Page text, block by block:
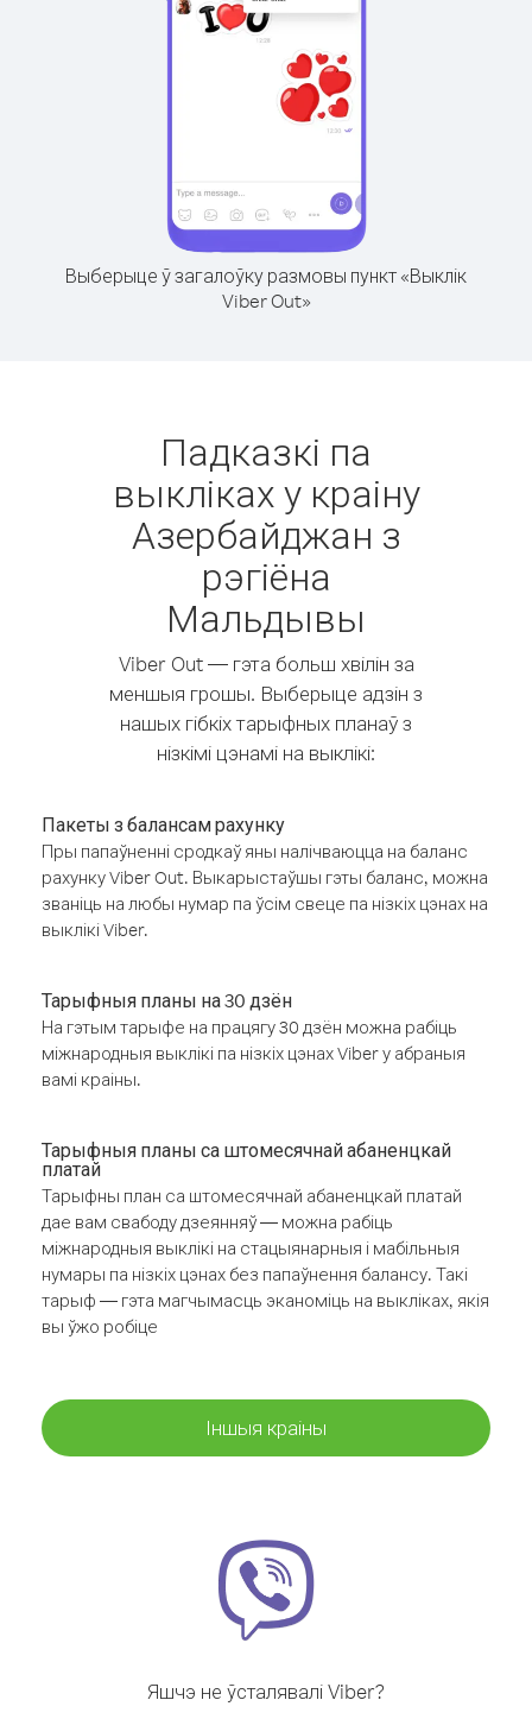
Выберыце ў загалоўку размовы пункт «Выклік
Viber Out»
Падказкі па
выкліках у краіну
Азербайджан з
рэгіёна
Мальдывы
Viber Out — гэта больш хвілін за
меншыя грошы. Выберыце адзін з
нашых гібкіх тарыфных планаў з
нізкімі цэнамі на выклікі:
Пакеты з балансам рахунку
Пры папаўненні сродкаў яны налічваюцца на баланс
рахунку Viber Out. Выкарыстаўшы гэты баланс, можна
званіць на любы нумар па ўсім свеце па нізкіх цэнах на
выклікі Viber.
Тарыфныя планы на 30 дзён
На гэтым тарыфе на працягу 30 дзён можна рабіць
міжнародныя выклікі па нізкіх цэнах Viber у абраныя
вамі краіны.
Тарыфныя планы са штомесячнай абаненцкай
платай
Тарыфны план са штомесячнай абаненцкай платай
дае вам свабоду дзеянняў — можна рабіць
міжнародныя выклікі на стацыянарныя і мабільныя
нумары па нізкіх цэнах без папаўнення балансу. Такі
тарыф — гэта магчымасць эканоміць на выкліках, якія
вы ўжо робіце
Іншыя краіны
Яшчэ не ўсталявалі Viber?